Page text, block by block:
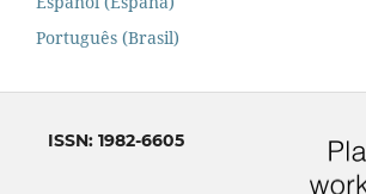
Português (Brasil)
ISSN: 1982-6605